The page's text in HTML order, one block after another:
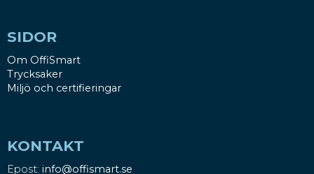
SIDOR
Om OffiSmart
Trycksaker
Miljö och certifieringar
KONTAKT
Epost: info@offismart.se